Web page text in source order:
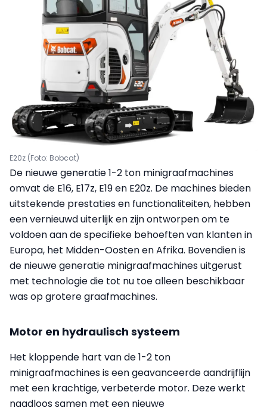
E20z (Foto: Bobcat)
De nieuwe generatie 1-2 ton minigraafmachines
omvat de E16, E17z, E19 en E20z. De machines bieden
uitstekende prestaties en functionaliteiten, hebben
een vernieuwd uiterlijk en zijn ontworpen om te
voldoen aan de specifieke behoeften van klanten in
Europa, het Midden-Oosten en Afrika. Bovendien is
de nieuwe generatie minigraafmachines uitgerust
met technologie die tot nu toe alleen beschikbaar
was op grotere graafmachines.
Motor en hydraulisch systeem
Het kloppende hart van de 1-2 ton
minigraafmachines is een geavanceerde aandrijflijn
met een krachtige, verbeterde motor. Deze werkt
naadloos samen met een nieuwe